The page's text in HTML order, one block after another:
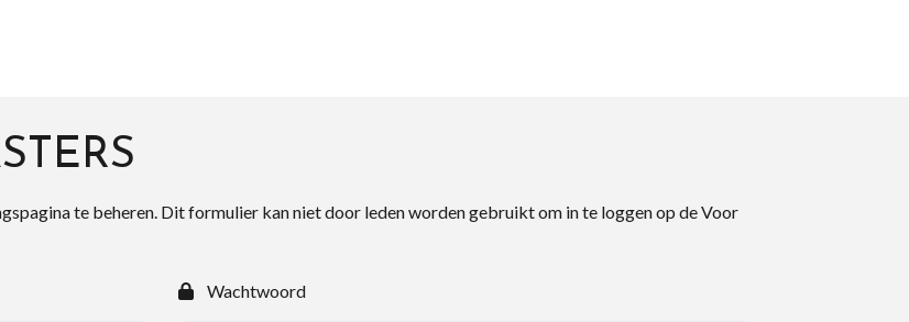
te beheren. Dit formulier kan niet door leden worden gebruikt om in te loggen op de Voor
Wachtwoord